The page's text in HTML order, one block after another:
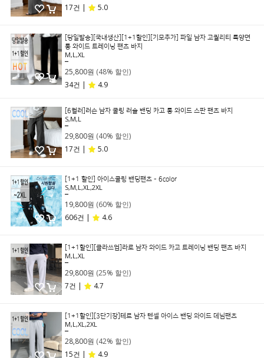
17건 |
5.0
[당일발송][국내생산][1+1할인][기모추가] 파일 남자 고퀄리티 특양면
롱 와이드 트레이닝 팬츠 바지
M,L,XL
25,800원 (48% 할인)
34건 |
4.9
[6컬러]러슨 남자 쿨링 러슬 밴딩 카고 롱 와이드 스판 팬츠 바지
S,M,L
29,800원 (40% 할인)
17건 |
5.0
[1+1 할인] 아이스쿨링 밴딩팬츠 - 6color
S,M,L,XL,2XL
19,800원 (60% 할인)
606건 |
4.6
[1+1할인][클라쓰업]라로 남자 와이드 카고 트레이닝 밴딩 팬츠 바지
M,L,XL
29,800원 (25% 할인)
7건 |
4.7
[1+1할인][3단기장]테르 남자 텐셀 아이스 밴딩 와이드 데님팬츠
M,L,XL,2XL
28,800원 (42% 할인)
15건 |
4.9